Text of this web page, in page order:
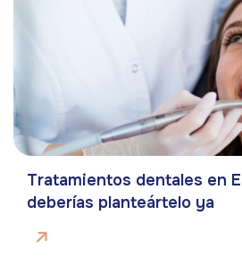
Tratamientos dentales en
deberías planteártelo ya